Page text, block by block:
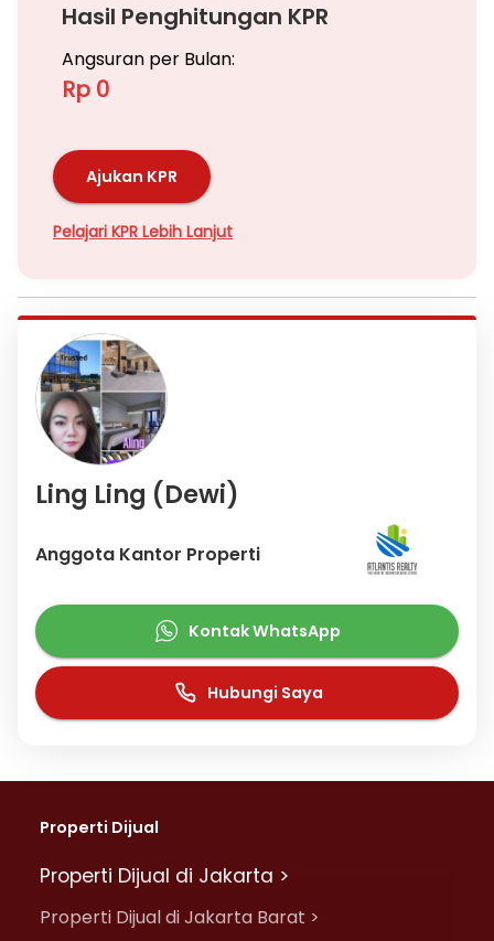
Hasil Penghitungan KPR
Angsuran per Bulan:
Rp 0
Ajukan KPR
Pelajari KPR Lebih Lanjut
Ling Ling (Dewi)
Anggota Kantor Properti
Kontak WhatsApp
Hubungi Saya
Properti Dijual
Properti Dijual di Jakarta >
Properti Dijual di Jakarta Barat >